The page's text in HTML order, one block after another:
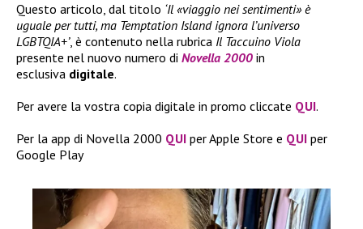
Questo articolo, dal titolo ‘Il «viaggio nei sentimenti» è
uguale per tutti, ma Temptation Island ignora l’universo
LGBTQIA+’, è contenuto nella rubrica Il Taccuino Viola
presente nel nuovo numero di Novella 2000 in
esclusiva digitale.
Per avere la vostra copia digitale in promo cliccate QUI.
Per la app di Novella 2000 QUI per Apple Store e QUI per
Google Play